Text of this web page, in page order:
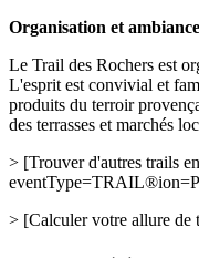
Organisation et ambiance
Le Trail des Rochers est
L'esprit est convivial et
produits du terroir
des terrasses et marchés
> [Trouver d'autres trails
> [Calculer votre allure de